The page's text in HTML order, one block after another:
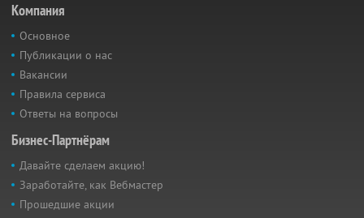
Компания
Основное
Публикации о нас
Вакансии
Правила сервиса
Ответы на вопросы
Бизнес-Партнёрам
Давайте сделаем акцию!
Заработайте, как Вебмастер
Прошедшие акции